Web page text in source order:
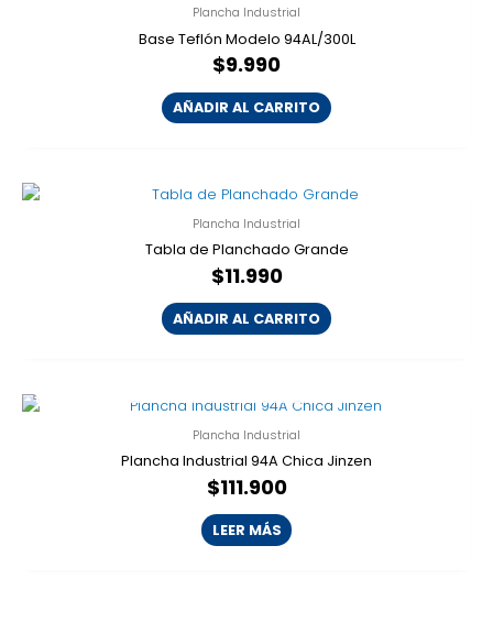
Plancha Industrial
Base Teflón Modelo 94AL/300L
$9.990
AÑADIR AL CARRITO
Plancha Industrial
Tabla de Planchado Grande
$11.990
AÑADIR AL CARRITO
Plancha Industrial
Plancha Industrial 94A Chica Jinzen
$111.900
LEER MÁS